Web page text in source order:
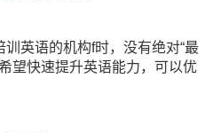
英语的机构f时，没有绝对“最
望快速提升英语能力，可以优